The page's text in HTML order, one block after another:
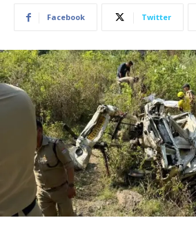
Facebook Twitter